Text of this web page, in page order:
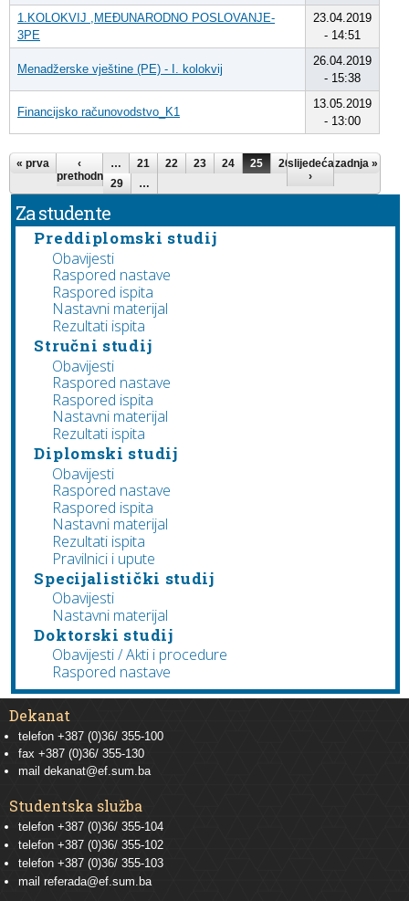
1.KOLOKVIJ ,MEĐUNARODNO POSLOVANJE-
3PE
23.04.2019
- 14:51
Menadžerske vještine (PE) - I. kolokvij
26.04.2019
- 15:38
Financijsko računovodstvo_K1
13.05.2019
- 13:00
Stranice
« prva
‹
prethodna
… 21 22 23 24 25 26 27
28
29
…
slijedeća
›
zadnja »
Za studente
Preddiplomski studij
Obavijesti
Raspored nastave
Raspored ispita
Nastavni materijal
Rezultati ispita
Stručni studij
Obavijesti
Raspored nastave
Raspored ispita
Nastavni materijal
Rezultati ispita
Diplomski studij
Obavijesti
Raspored nastave
Raspored ispita
Nastavni materijal
Rezultati ispita
Pravilnici i upute
Specijalistički studij
Obavijesti
Nastavni materijal
Doktorski studij
Obavijesti / Akti i procedure
Raspored nastave
Dekanat
telefon +387 (0)36/ 355-100
fax +387 (0)36/ 355-130
mail dekanat@ef.sum.ba
Studentska služba
telefon +387 (0)36/ 355-104
telefon +387 (0)36/ 355-102
telefon +387 (0)36/ 355-103
mail referada@ef.sum.ba